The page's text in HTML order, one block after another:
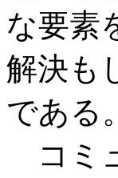
な要素
解決も
である。
コミ